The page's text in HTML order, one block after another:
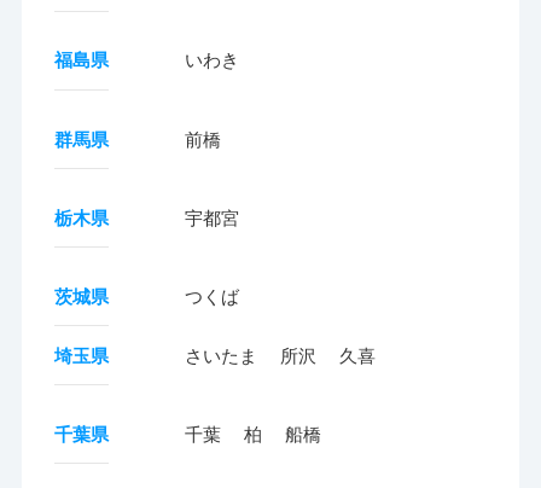
福島県 いわき
群馬県 前橋
栃木県 宇都宮
茨城県 つくば
埼玉県 さいたま 所沢 久喜
千葉県 千葉 柏 船橋